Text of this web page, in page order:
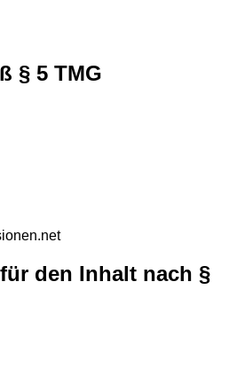
§ 5 TMG
den Inhalt nach §